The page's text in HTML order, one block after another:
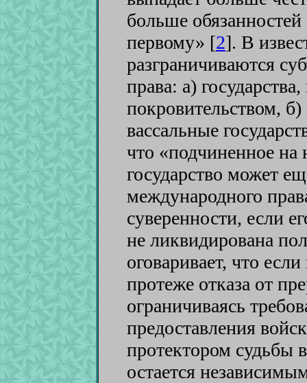
больше обязанностей
первому» [2]. В
разграничиваются
права: а)
покровительством,
вассальные
что «подчиненное на
государство может
международного
суверенности, если
не ликвидирована
оговаривает, что
протеже отказа от
ограничиваясь
предоставления
протектором судьбы
остается